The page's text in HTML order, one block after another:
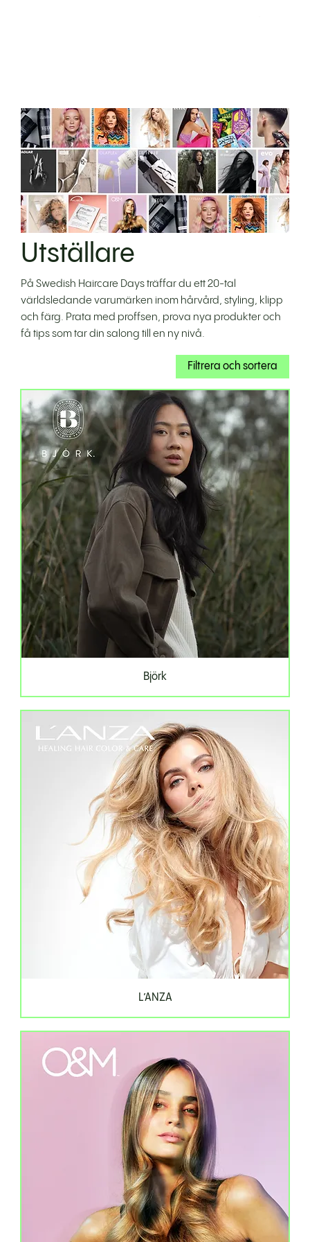
Utställare
På Swedish Haircare Days träffar du ett 20-tal
världsledande varumärken inom hårvård, styling, klipp
och färg. Prata med proffsen, prova nya produkter och
få tips som tar din salong till en ny nivå.
Filtrera och sortera
Björk
L’ANZA